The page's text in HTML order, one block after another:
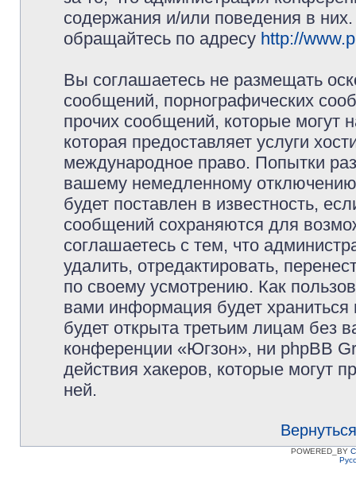
содержания и/или поведения в
обращайтесь по адресу http://
Вы соглашаетесь не размещать
сообщений, порнографических
прочих сообщений, которые могут
которая предоставляет услуги
международное право. Попытки
вашему немедленному
будет поставлен в известность,
сообщений сохраняются для
соглашаетесь с тем, что
удалить, отредактировать,
по своему усмотрению. Как
вами информация будет
будет открыта третьим лицам без
конференции «Югзон», ни phpBB
действия хакеров, которые могут
ней.
POWERED_BY